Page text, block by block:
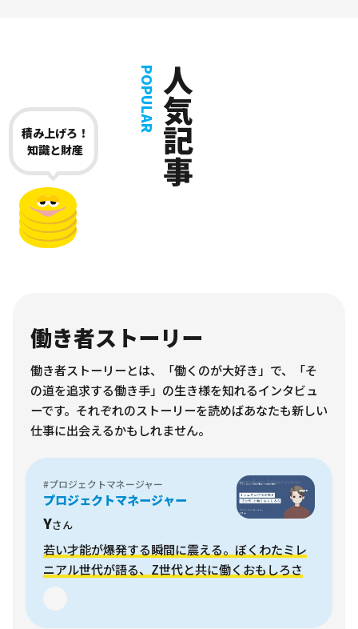
人気記事
POPULAR
積み上げろ！
知識と財産
働き者ストーリー
働き者ストーリーとは、「働くのが大好き」で、「そ
の道を追求する働き手」の生き様を知れるインタビュ
ーです。それぞれのストーリーを読めばあなたも新しい
仕事に出会えるかもしれません。
#プロジェクトマネージャー
プロジェクトマネージャー
Yさん
若い才能が爆発する瞬間に震える。ぼくわたミレ
ニアル世代が語る、Z世代と共に働くおもしろさ